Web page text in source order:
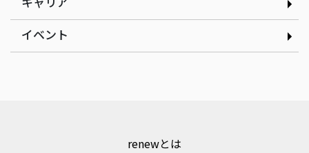
で資産に変える｜株式会社
ゲンテイ 元堤晴香さん
｜nancle 小林俊貴さん
イベント
renewとは